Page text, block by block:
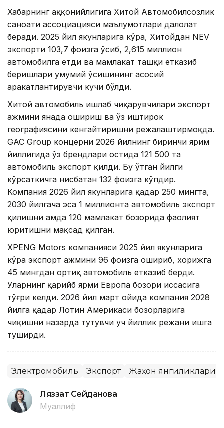
Хабарнинг ҳаққонийлигига Хитой Автомобилсозлик
саноати ассоциацияси маълумотлари далолат
беради. 2025 йил якунларига кўра, Хитойдан NEV
экспорти 103,7 фоизга ўсиб, 2,615 миллион
автомобилга етди ва мамлакат ташқи етказиб
беришлари умумий ўсишининг асосий
ҳаракатлантирувчи кучи бўлди.
Хитой автомобиль ишлаб чиқарувчилари экспорт
ҳажмини янада ошириш ва ўз иштирок
географиясини кенгайтиришни режалаштирмоқда.
GAC Group концерни 2026 йилнинг биринчи ярим
йиллигида ўз брендлари остида 121 500 та
автомобиль экспорт қилди. Бу ўтган йилги
кўрсаткичга нисбатан 132 фоизга кўпдир.
Компания 2026 йил якунларига қадар 250 мингта,
2030 йилгача эса 1 миллионта автомобиль экспорт
қилишни ҳамда 120 мамлакат бозорида фаолият
юритишни мақсад қилган.
XPENG Motors компанияси 2025 йил якунларига
кўра экспорт ҳажмини 96 фоизга ошириб, хорижга
45 мингдан ортиқ автомобиль етказиб берди.
Уларнинг қарийб ярми Европа бозори ҳиссасига
тўғри келди. 2026 йил март ойида компания 2028
йилга қадар Лотин Америкаси бозорларига
чиқишни назарда тутувчи уч йиллик режани ишга
туширди.
Электромобиль Экспорт Жаҳон янгиликлари
Ляззат Сейданова
Муаллиф